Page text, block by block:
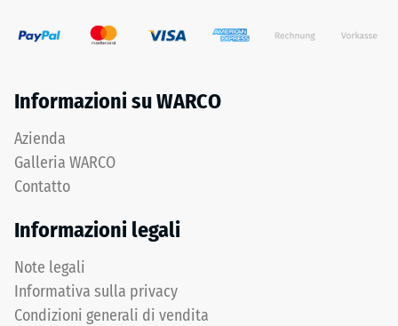
Informazioni su WARCO
Azienda
Galleria WARCO
Contatto
Informazioni legali
Note legali
Informativa sulla privacy
Condizioni generali di vendita